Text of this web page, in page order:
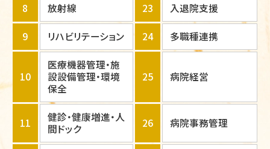
8 放射線 23 入退院支援
9 リハビリテーション 24 多職種連携
10
医療機器管理・施
設設備管理・環境
保全
25 病院経営
11
健診・健康増進・人
間ドック
26 病院事務管理